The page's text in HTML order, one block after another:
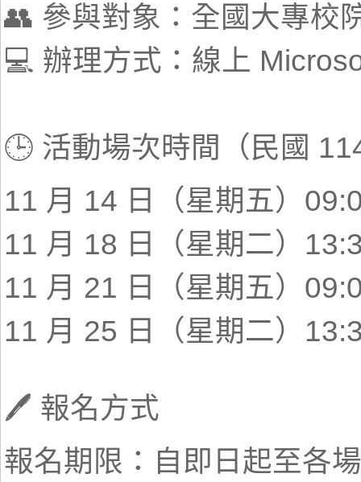
👥 參與對象：全國大專校
💻 辦理方式：線上
🕒 活動場次時間（民國
11 月 14 日（星期五）
11 月 18 日（星期二）
11 月 21 日（星期五）
11 月 25 日（星期二）
🖊️ 報名方式
報名期限：自即日起至各